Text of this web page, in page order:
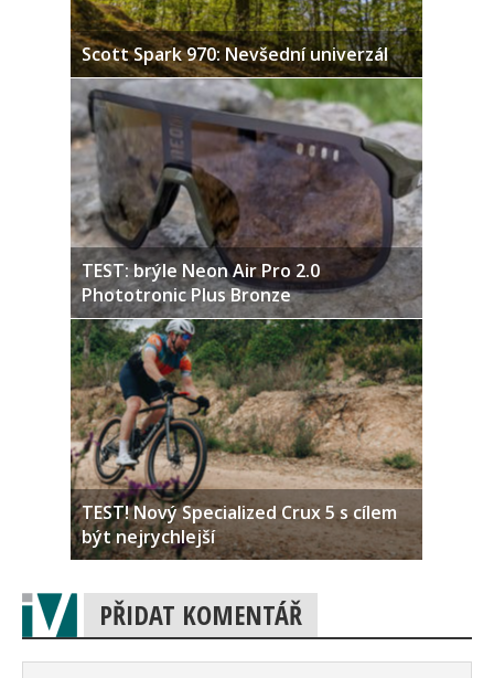
Scott Spark 970: Nevšední univerzál
TEST: brýle Neon Air Pro 2.0
Phototronic Plus Bronze
TEST! Nový Specialized Crux 5 s cílem
být nejrychlejší
PŘIDAT KOMENTÁŘ